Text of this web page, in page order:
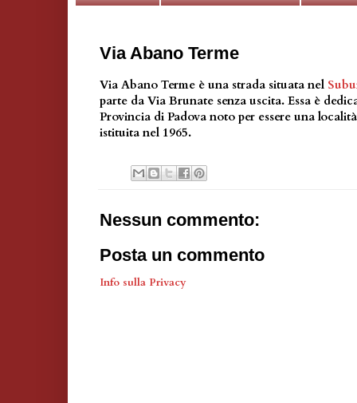
Via Abano Terme
Via Abano Terme è una strada situata nel
parte da Via Brunate senza uscita. Essa è
Provincia di Padova noto per essere una
istituita nel 1965.
Nessun commento:
Posta un commento
Info sulla Privacy